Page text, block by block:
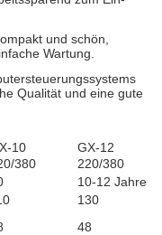
und schön,
Wartung.
Qualität und eine gute
10
GX-12
380
220/380
10-12 Jahre
130
48